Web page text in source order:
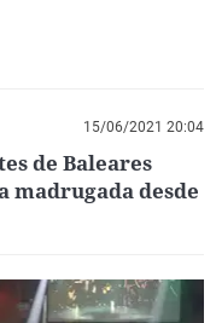
15/06/2021 20:04
de Baleares
madrugada desde